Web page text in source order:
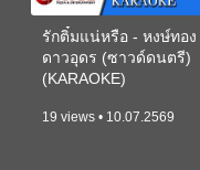
รักติ๋มแน่หรือ - หงษ์ทอง
ดาวอุดร (ซาวด์ดนตรี)
(KARAOKE)
19 views • 10.07.2569